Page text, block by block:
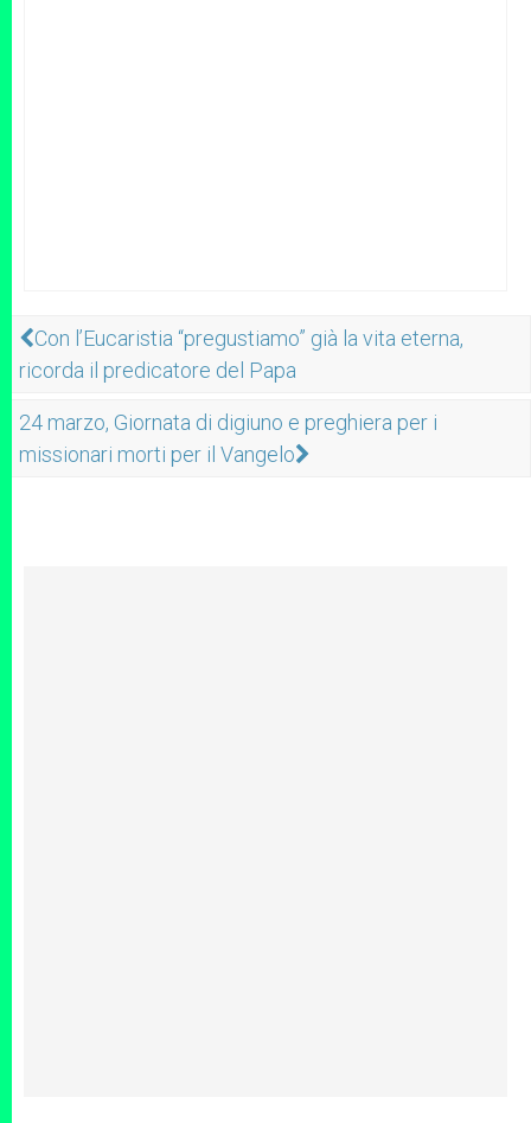
Con l’Eucaristia “pregustiamo” già la vita eterna,
ricorda il predicatore del Papa
24 marzo, Giornata di digiuno e preghiera per i
missionari morti per il Vangelo